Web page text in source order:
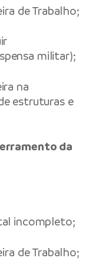
de Trabalho;
militar);
na
estruturas e
da
incompleto;
de Trabalho;